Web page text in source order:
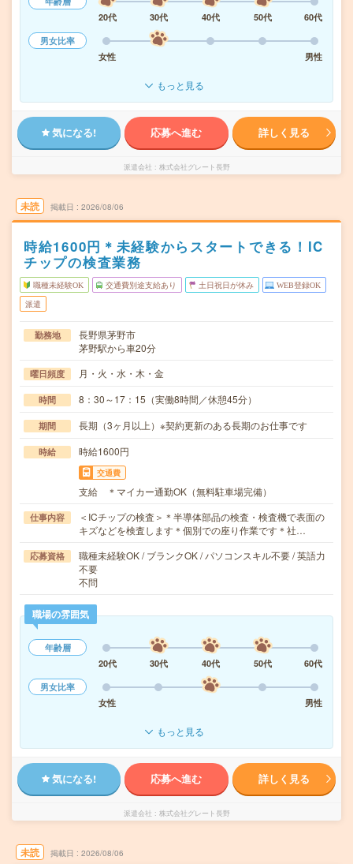
20代
30代 40代 50代
60代
男女比率
女性
男性
もっと見る
気になる! 応募へ進む 詳しく見る
派遣会社 株式会社グレート長野
未読 掲載日 2026/08/06
時給1600円＊未経験からスタートできる！IC
チップの検査業務
職種未経験OK 交通費別途支給あり 土日祝日が休み WEB登録OK
派遣
勤務地
長野県茅野市
茅野駅から車20分
曜日頻度 月・火・水・木・金
時間 8：30～17：15（実働8時間／休憩45分）
期間 長期（3ヶ月以上）※契約更新のある長期のお仕事です
時給 時給1600円
交通費
支給 ＊マイカー通勤OK（無料駐車場完備）
仕事内容
＜ICチップの検査＞＊半導体部品の検査・検査機で表面の
キズなどを検査します＊個別での座り作業です＊社…
応募資格
職種未経験OK / ブランクOK / パソコンスキル不要 / 英語力
不要
不問
職場の雰囲気
年齢層
20代
30代 40代 50代
60代
男女比率
女性
男性
もっと見る
気になる! 応募へ進む 詳しく見る
派遣会社 株式会社グレート長野
未読 掲載日 2026/08/06